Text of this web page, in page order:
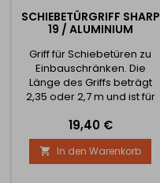
SCHIEBETÜRGRIFF SHARP
19 / ALUMINIUM
Griff für Schiebetüren zu
Einbauschränken. Die
Länge des Griffs beträgt
2,35 oder 2,7 m und ist für
von 19 mm ausgelegt. Die
Borsten für diese Schiene
sind verschiebbar.
Preis
19,40 €
 In den Warenkorb